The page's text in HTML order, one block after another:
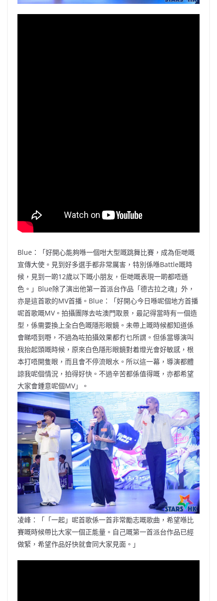
Blue：「好開心能夠喺一個咁大型嘅跳舞比賽，成為佢哋嘅
宣傳大使。見到好多選手都非常厲害，特別係喺Battle嘅時
候，見到一啲12歲以下嘅小朋友，佢哋嘅表現一啲都唔遜
色。」Blue除了演出他第一首派台作品「德古拉之魂」外，
亦是這首歌的MV首播。Blue：「好開心今日喺呢個地方首播
呢首歌嘅MV。拍攝團隊去咗澳門取景，最記得當時有一個造
型，係需要換上全白色嘅隱形眼鏡。未帶上嘅時候都知道係
會睇唔到嘢，不過為咗拍攝效果都冇乜所謂。但係當導演叫
我抬起頭嘅時候，原來白色隱形眼鏡對着燈光會好敏感，根
本打唔開隻眼，而且會不停流眼水。所以這一幕，導演都體
諒我呢個情況，拍得好快。不過辛苦都係值得嘅，亦都希望
大家會鍾意呢個MV」。
凌峰：「「一起」呢首歌係一首非常勵志嘅歌曲，希望喺比
賽嘅時候帶比大家一個正能量。自己嘅第一首派台作品已經
做緊，希望作品好快就會同大家見面。」